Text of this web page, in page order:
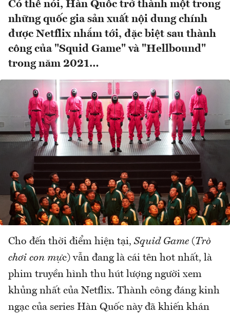
Có thể nói, Hàn Quốc trở thành một trong
những quốc gia sản xuất nội dung chính
được Netflix nhắm tới, đặc biệt sau thành
công của "Squid Game" và "Hellbound"
trong năm 2021…
Cho đến thời điểm hiện tại,Squid Game (Trò
chơi con mực) vẫn đang là cái tên hot nhất, là
phim truyền hình thu hút lượng người xem
khủng nhất của Netflix. Thành công đáng kinh
ngạc của series Hàn Quốc này đã khiến khán